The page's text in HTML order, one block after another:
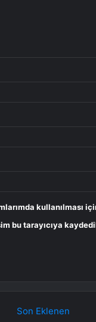
kullanılması
bu tarayıcıya
Son Eklenen